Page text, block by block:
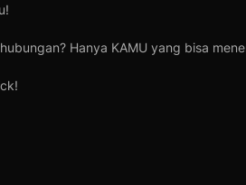
Hanya KAMU yang bisa